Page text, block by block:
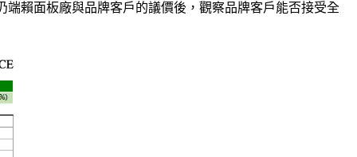
端賴面板廠與品牌客戶的議價後，觀察品牌客戶能否接受全